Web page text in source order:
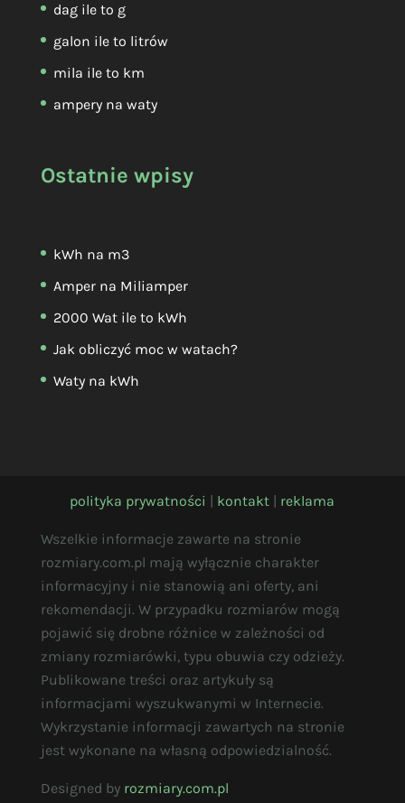
dag ile to g
galon ile to litrów
mila ile to km
ampery na waty
Ostatnie wpisy
kWh na m3
Amper na Miliamper
2000 Wat ile to kWh
Jak obliczyć moc w watach?
Waty na kWh
polityka prywatności | kontakt | reklama
Wszelkie informacje zawarte na stronie
rozmiary.com.pl mają wyłącznie charakter
informacyjny i nie stanowią ani oferty, ani
rekomendacji. W przypadku rozmiarów mogą
pojawić się drobne różnice w zależności od
zmiany rozmiarówki, typu obuwia czy odzieży.
Publikowane treści oraz artykuły są
informacjami wyszukwanymi w Internecie.
Wykrzystanie informacji zawartych na stronie
jest wykonane na własną odpowiedzialność.
Designed by rozmiary.com.pl